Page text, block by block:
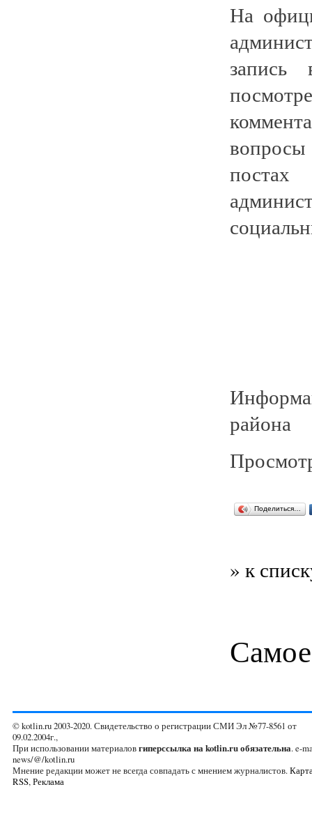
На
запись
района
Поделиться…
» к
© kotlin.ru 2003-2020. Свидетельство о регистрации СМИ Эл №77-8561 от
09.02.2004г.,
При использовании материаловгиперссылка на kotlin.ru обязательна. e-
news/@/kotlin.ru
Мнение редакции может не всегда совпадать с мнением журналистов.
RSS,Реклама